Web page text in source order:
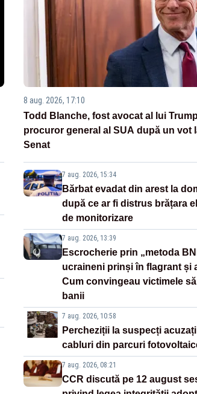
8 aug. 2026, 17:10
Todd Blanche, fost avocat al lui
procuror general al SUA după un vot
Senat
7 aug. 2026, 15:34
Bărbat evadat din arest la
după ce ar fi distrus brățara
de monitorizare
7 aug. 2026, 13:39
Escrocherie prin „metoda
ucraineni prinși în flagrant și
Cum convingeau victimele
banii
7 aug. 2026, 10:58
Percheziții la suspecți
cabluri din parcuri
7 aug. 2026, 08:21
CCR discută pe 12 august